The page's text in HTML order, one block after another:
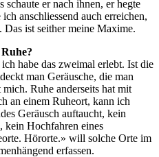
schaute er nach ihnen, er hegte
anschliessend auch erreichen,
ist seither meine Maxime.
habe das zweimal erlebt. Ist die
man Geräusche, die man
Ruhe anderseits hat mit
an einem Ruheort, kann ich
Geräusch auftaucht, kein
kein Hochfahren eines
Hörorte.» will solche Orte im
erfassen.